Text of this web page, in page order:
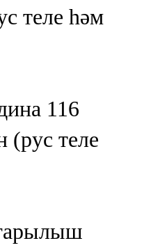
теле һәм
116
(рус теле